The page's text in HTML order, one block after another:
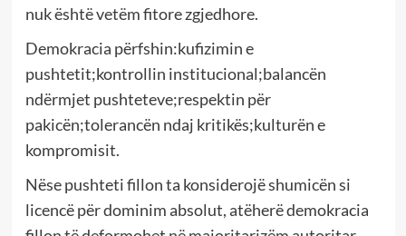
nuk është vetëm fitore zgjedhore.
Demokracia përfshin:kufizimin e
pushtetit;kontrollin institucional;balancën
ndërmjet pushteteve;respektin për
pakicën;tolerancën ndaj kritikës;kulturën e
kompromisit.
Nëse pushteti fillon ta konsiderojë shumicën si
licencë për dominim absolut, atëherë demokracia